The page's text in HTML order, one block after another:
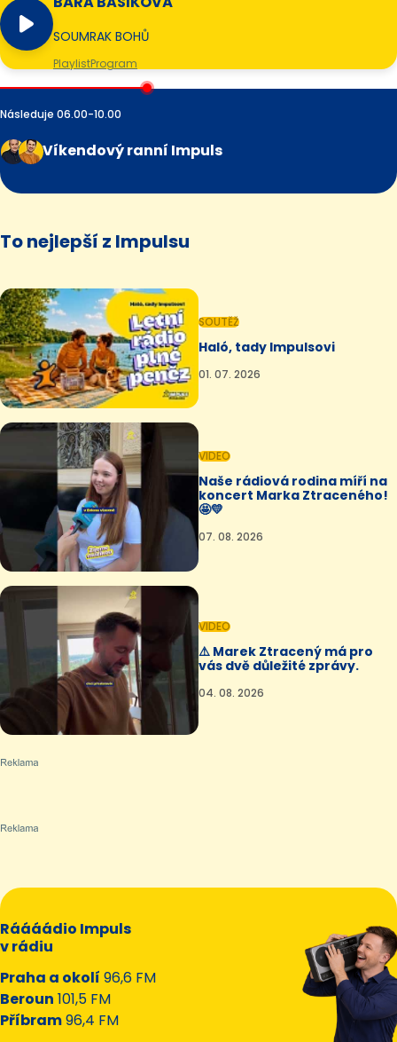
SOUMRAK BOHŮ
PlaylistProgram
Následuje 06.00-10.00
Víkendový ranní Impuls
To nejlepší z Impulsu
SOUTĚŽ
Haló, tady Impulsovi
01. 07. 2026
VIDEO
Naše rádiová rodina míří na
koncert Marka Ztraceného!
🤩💛
07. 08. 2026
VIDEO
⚠️ Marek Ztracený má pro
vás dvě důležité zprávy.
04. 08. 2026
Ráááádio Impuls
v rádiu
Praha a okolí 96,6 FM
Beroun 101,5 FM
Příbram96,4 FM